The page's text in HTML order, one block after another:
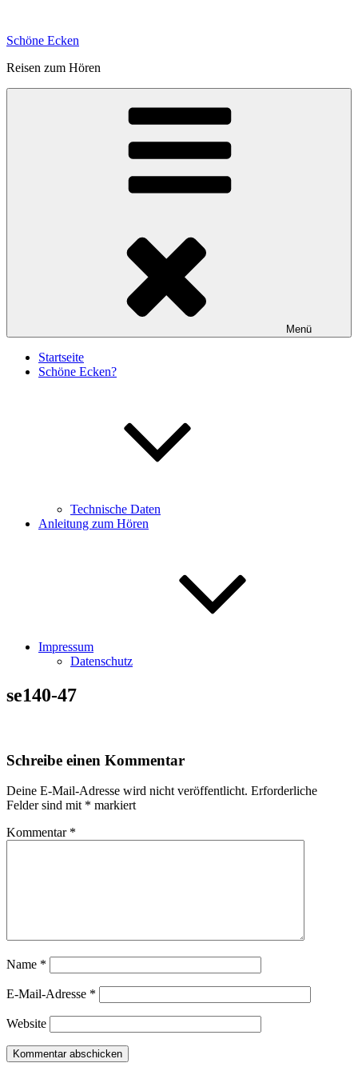
springen
Schöne Ecken
Reisen zum Hören
Menü
Startseite
Schöne Ecken?
Technische Daten
Anleitung zum Hören
Impressum
Datenschutz
se140-47
Schreibe einen Kommentar
Deine E-Mail-Adresse wird nicht veröffentlicht. Erforderliche
Felder sind mit * markiert
Kommentar *
Name *
E-Mail-Adresse *
Website